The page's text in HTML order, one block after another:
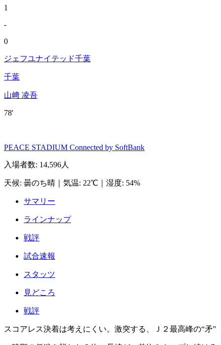
1
-
0
ジェフユナイテッド千葉
千葉
山﨑 凌吾
78'
PEACE STADIUM Connected by SoftBank
入場者数: 14,596人
天候: 曇のち晴 気温: 22℃ 湿度: 54%
サマリー
ラインナップ
戦評
試合速報
スタッツ
見どころ
戦評
スコアレス決着は考えにくい。激突する、Ｊ２最高峰の“矛”